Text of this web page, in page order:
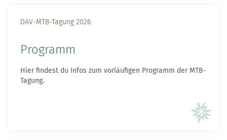
DAV-MTB-Tagung 2026
Programm
Hier findest du Infos zum vorläufigen Programm der MTB-
Tagung.